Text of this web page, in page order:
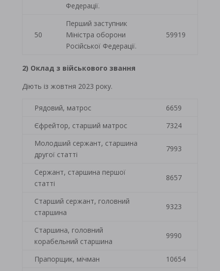
Федерації.
50
Перший заступник
Міністра оборони
Російської Федерації.
59919
2) Оклад з військового звання
Діють із жовтня 2023 року.
Рядовий, матрос
6659
Єфрейтор, старший матрос
7324
Молодший сержант, старшина
другої статті
7993
Сержант, старшина першої
статті
8657
Старший сержант, головний
старшина
9323
Старшина, головний
корабельний старшина
9990
Прапорщик, мічман
10654